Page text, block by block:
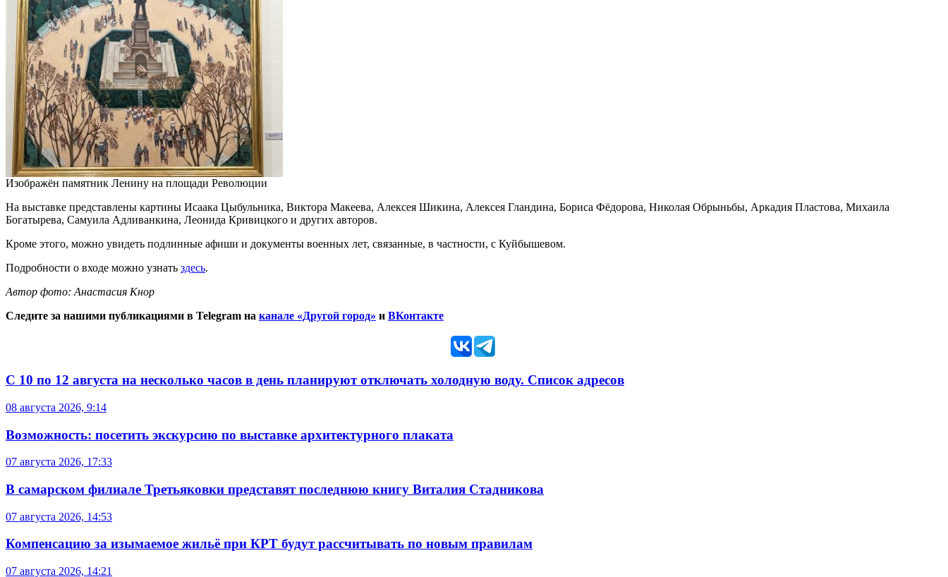
Изображён памятник Ленину на площади Революции
На выставке представлены картины Исаака Цыбульника, Виктора Макеева, Алексея Шикина, Алексея Гландина, Бориса Фёдорова, Николая Обрыньбы, Аркадия Пластова, Михаила
Богатырева, Самуила Адливанкина, Леонида Кривицкого и других авторов.
Кроме этого, можно увидеть подлинные афиши и документы военных лет, связанные, в частности, с Куйбышевом.
Подробности о входе можно узнать здесь.
Автор фото: Анастасия Кнор
Следите за нашими публикациями в Telegram на канале «Другой город» и ВКонтакте
С 10 по 12 августа на несколько часов в день планируют отключать холодную воду. Список адресов
08 августа 2026, 9:14
Возможность: посетить экскурсию по выставке архитектурного плаката
07 августа 2026, 17:33
В самарском филиале Третьяковки представят последнюю книгу Виталия Стадникова
07 августа 2026, 14:53
Компенсацию за изымаемое жильё при КРТ будут рассчитывать по новым правилам
07 августа 2026, 14:21